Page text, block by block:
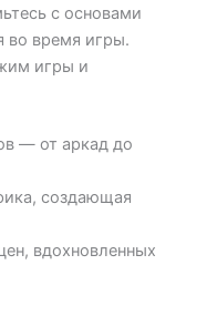
с основами
во время игры.
игры и
— от аркад до
создающая
вдохновленных